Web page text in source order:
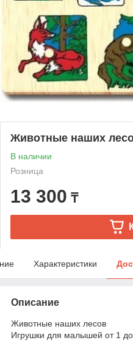
Животные наших
В наличии
Розница
13 300 ₸
Характеристики
Описание
Животные наших лесов
Игрушки для малышей от 1